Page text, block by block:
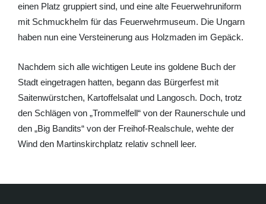
einen Platz gruppiert sind, und eine alte Feuerwehruniform
mit Schmuckhelm für das Feuerwehrmuseum. Die Ungarn
haben nun eine Versteinerung aus Holzmaden im Gepäck.
Nachdem sich alle wichtigen Leute ins goldene Buch der
Stadt eingetragen hatten, begann das Bürgerfest mit
Saitenwürstchen, Kartoffelsalat und Langosch. Doch, trotz
den Schlägen von „Trommelfell“ von der Raunerschule und
den „Big Bandits“ von der Freihof-Realschule, wehte der
Wind den Martinskirchplatz relativ schnell leer.